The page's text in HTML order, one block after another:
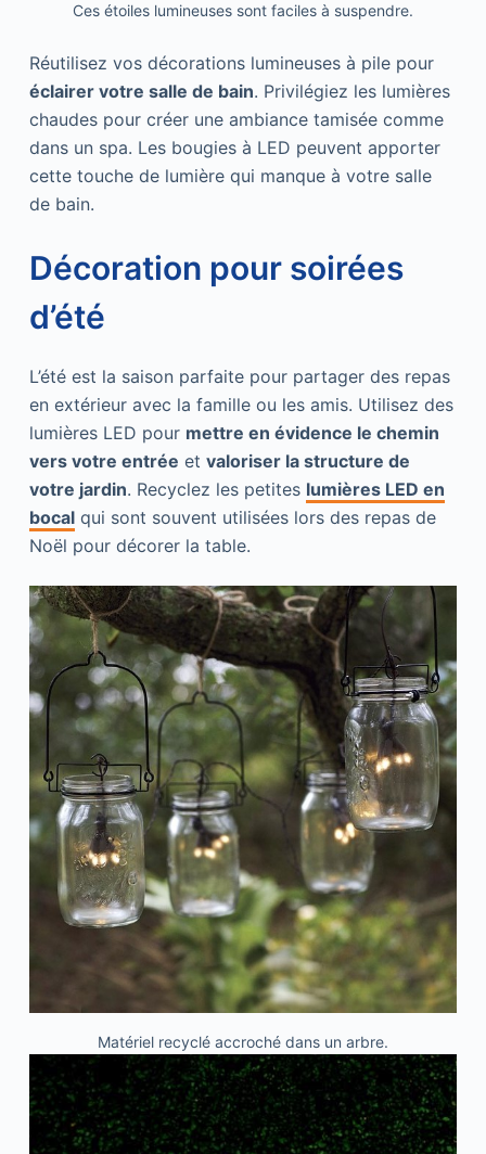
Ces étoiles lumineuses sont faciles à suspendre.
Réutilisez vos décorations lumineuses à pile pour
éclairer votre salle de bain. Privilégiez les lumières
chaudes pour créer une ambiance tamisée comme
dans un spa. Les bougies à LED peuvent apporter
cette touche de lumière qui manque à votre salle
de bain.
Décoration pour soirées
d’été
L’été est la saison parfaite pour partager des repas
en extérieur avec la famille ou les amis. Utilisez des
lumières LED pour mettre en évidence le chemin
vers votre entrée et valoriser la structure de
votre jardin. Recyclez les petites lumières LED en
bocalqui sont souvent utilisées lors des repas de
Noël pour décorer la table.
Matériel recyclé accroché dans un arbre.